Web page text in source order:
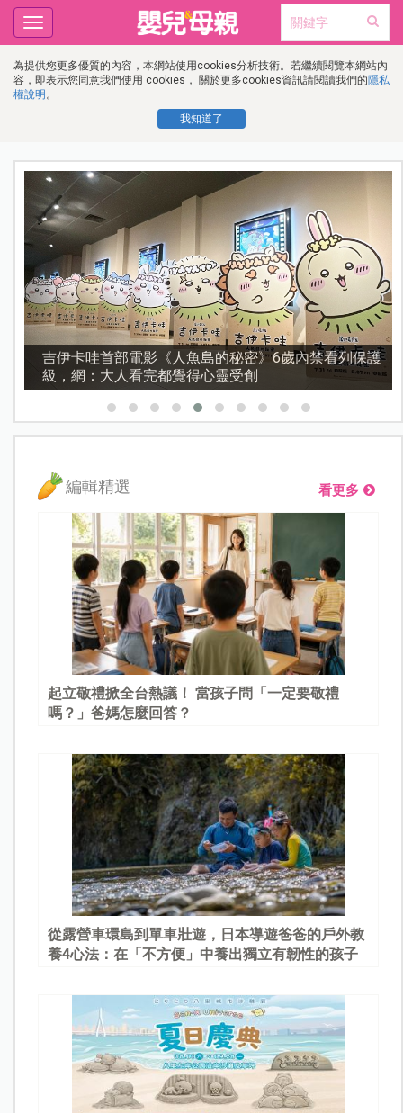
為提供您更多優質的內容，本網站使用cookies分析技術。若繼續閱覽本網站內
容，即表示您同意我們使用 cookies， 關於更多cookies資訊請閱讀我們的隱私
權說明 。
我知道了
Toggle
navigation
吉伊卡哇首部電影《人魚島的秘密》6歲內禁看列保護
級，網：大人看完都覺得心靈受創
編輯精選 看更多
起立敬禮掀全台熱議！ 當孩子問「一定要敬禮
嗎？」爸媽怎麼回答？
從露營車環島到單車壯遊，日本導遊爸爸的戶外教
養4心法：在「不方便」中養出獨立有韌性的孩子